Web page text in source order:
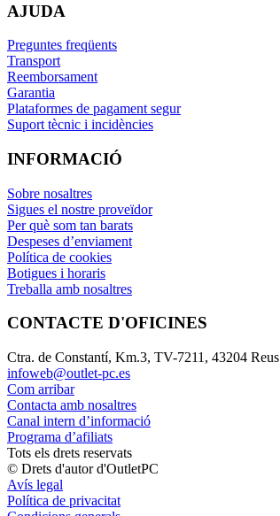
AJUDA
Preguntes freqüents
Transport
Reemborsament
Garantia
Plataformes de pagament segur
Suport tècnic i incidències
INFORMACIÓ
Sobre nosaltres
Sigues el nostre proveïdor
Per què som tan barats
Despeses d’enviament
Política de cookies
Botigues i horaris
Treballa amb nosaltres
CONTACTE D'OFICINES
Ctra. de Constantí, Km.3, TV-7211, 43204 Reus
infoweb@outlet-pc.es
Com arribar
Contacta amb nosaltres
Canal intern d’informació
Programa d’afiliats
Tots els drets reservats
© Drets d'autor d'OutletPC
Avís legal
Política de privacitat